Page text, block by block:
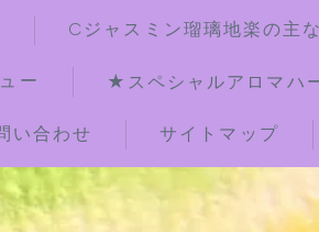
Cジャスミン瑠璃地楽の主
ー ★スペシャルアロマハ
い合わせ サイトマップ
と花の部屋
ハーブスパイス基材 プ
＋αクイズ